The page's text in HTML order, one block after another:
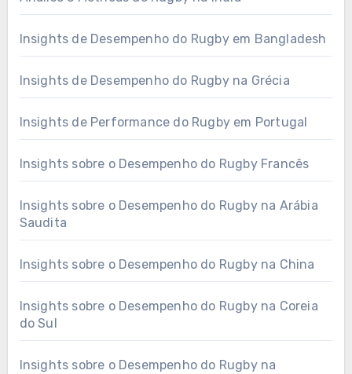
Insights de Desempenho do Rugby em Bangladesh
Insights de Desempenho do Rugby na Grécia
Insights de Performance do Rugby em Portugal
Insights sobre o Desempenho do Rugby Francês
Insights sobre o Desempenho do Rugby na Arábia
Saudita
Insights sobre o Desempenho do Rugby na China
Insights sobre o Desempenho do Rugby na Coreia
do Sul
Insights sobre o Desempenho do Rugby na